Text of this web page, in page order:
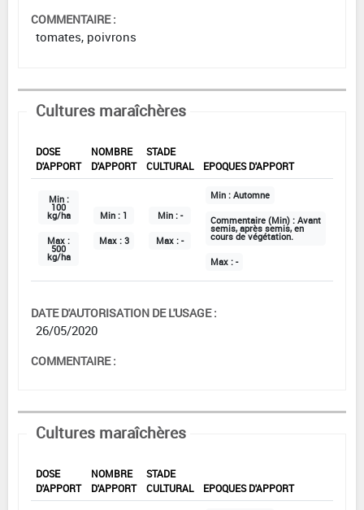
COMMENTAIRE :
tomates, poivrons
Cultures maraîchères
DOSE
D'APPORT
NOMBRE
D'APPORT
STADE
CULTURAL
EPOQUES D'APPORT
Min :
100
kg/ha
Max :
500
kg/ha
Min : 1
Max : 3
Min : -
Max : -
Min : Automne
Commentaire (Min) : Avant
semis, après semis, en
cours de végétation.
Max : -
DATE D'AUTORISATION DE L'USAGE :
26/05/2020
COMMENTAIRE :
Cultures maraîchères
DOSE
D'APPORT
NOMBRE
D'APPORT
STADE
CULTURAL
EPOQUES D'APPORT